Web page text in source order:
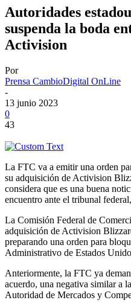
Autoridades
suspenda la boda
Activision
Por
Prensa CambioDigital OnLine
-
13 junio 2023
0
43
La FTC va a emitir una orden
su adquisición de Activision
considera que es una buena
encuentro ante el tribunal
La Comisión Federal de
adquisición de Activision
preparando una orden para
Administrativo de Estados
Anteriormente, la FTC ya
acuerdo, una negativa similar a
Autoridad de Mercados y